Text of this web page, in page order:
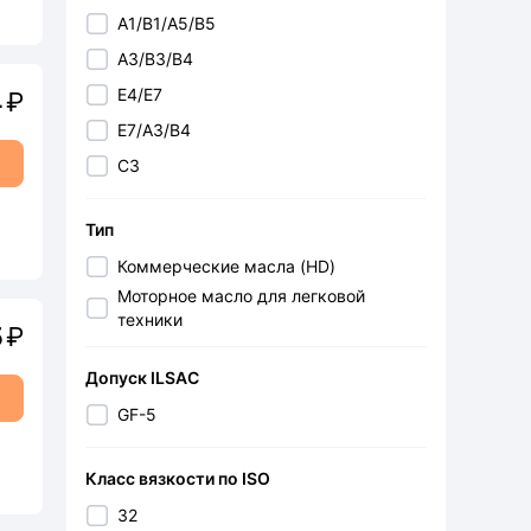
₽
₽
CADIC
CAMELLIA
CAR-DEX
CARUM
CHAMPION
CHERRY
CHERY
CONTITECH
COOLSTREAM
CTR
CUB
A1/B1/A5/B5
A3/B3/B4
E4/E7
E7/A3/B4
С3
Тип
Коммерческие масла (HD)
Моторное масло для легковой
техники
Допуск ILSAC
GF-5
Класс вязкости по ISO
32